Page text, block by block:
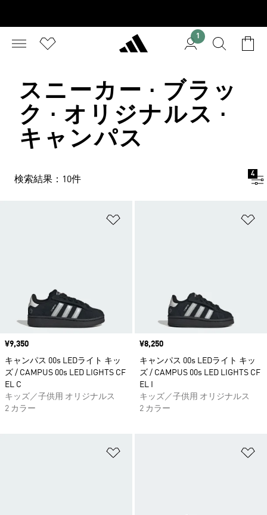
1
スニーカー · ブラッ
ク · オリジナルス ·
キャンパス
検索結果：10件
4
価格
¥9,350
キャンパス 00s LEDライト キッ
ズ / CAMPUS 00s LED LIGHTS CF
EL C
キッズ／子供用 オリジナルス
2 カラー
価格
¥8,250
キャンパス 00s LEDライト キッ
ズ / CAMPUS 00s LED LIGHTS CF
EL I
キッズ／子供用 オリジナルス
2 カラー